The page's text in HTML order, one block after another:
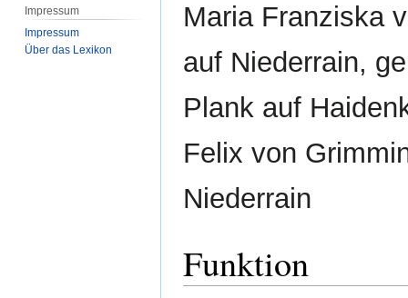
Maria Franziska
auf Niederrain,
Plank auf
Felix von
Niederrain
Funktion
Impressum
Impressum
Über das Lexikon